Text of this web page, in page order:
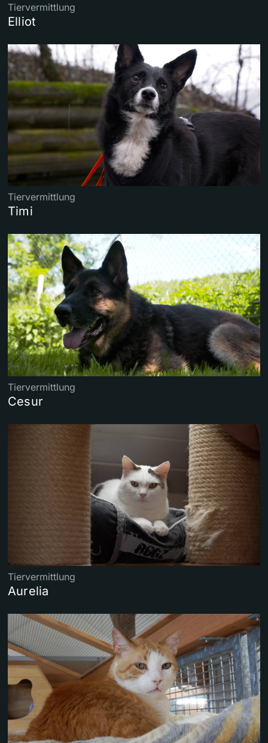
Tiervermittlung
Elliot
Tiervermittlung
Timi
Tiervermittlung
Cesur
Tiervermittlung
Aurelia